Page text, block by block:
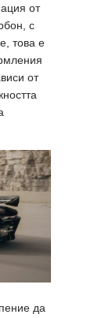
от
с
това е
от
да